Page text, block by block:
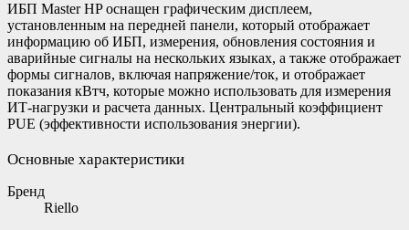
​ИБП Master HP оснащен графическим дисплеем,
установленным на передней панели, который отображает
информацию об ИБП, измерения, обновления состояния и
аварийные сигналы на нескольких языках, а также отображает
формы сигналов, включая напряжение/ток, и отображает
показания кВтч, которые можно использовать для измерения
ИТ-нагрузки и расчета данных. Центральный коэффициент
PUE (эффективности использования энергии).
Основные характеристики
Бренд
Riello